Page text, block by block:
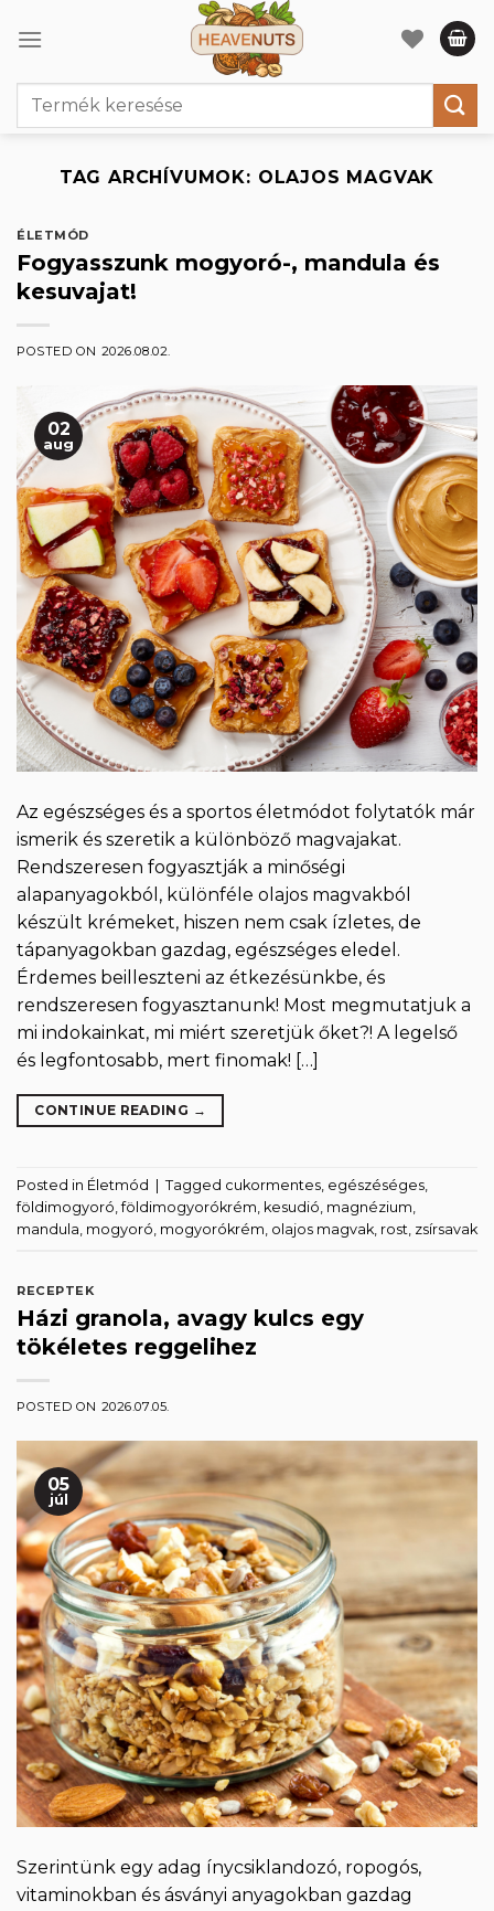
Keresés
TAG ARCHÍVUMOK: OLAJOS MAGVAK
ÉLETMÓD
Fogyasszunk mogyoró-, mandula és
kesuvajat!
POSTED ON 2026.08.02.
02
aug
Az egészséges és a sportos életmódot folytatók már
ismerik és szeretik a különböző magvajakat.
Rendszeresen fogyasztják a minőségi
alapanyagokból, különféle olajos magvakból
készült krémeket, hiszen nem csak ízletes, de
tápanyagokban gazdag, egészséges eledel.
Érdemes beilleszteni az étkezésünkbe, és
rendszeresen fogyasztanunk! Most megmutatjuk a
mi indokainkat, mi miért szeretjük őket?! A legelső
és legfontosabb, mert finomak! […]
CONTINUE READING →
Posted in Életmód Tagged cukormentes, egészéséges,
földimogyoró,földimogyorókrém, kesudió, magnézium,
mandula, mogyoró, mogyorókrém, olajos magvak, rost, zsírsavak
RECEPTEK
Házi granola, avagy kulcs egy
tökéletes reggelihez
POSTED ON 2026.07.05.
05
júl
Szerintünk egy adag ínycsiklandozó, ropogós,
vitaminokban és ásványi anyagokban gazdag